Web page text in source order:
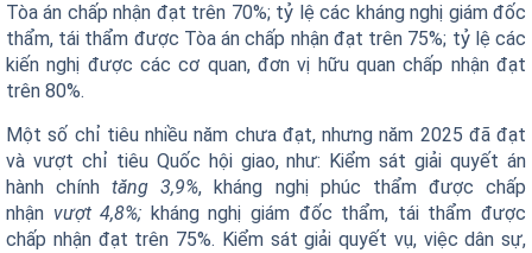
Tòa án chấp nhận đạt trên 70%; tỷ lệ các kháng nghị giám đốc
thẩm, tái thẩm được Tòa án chấp nhận đạt trên 75%; tỷ lệ các
kiến nghị được các cơ quan, đơn vị hữu quan chấp nhận đạt
trên 80%.
Một số chỉ tiêu nhiều năm chưa đạt, nhưng năm 2025 đã đạt
và vượt chỉ tiêu Quốc hội giao, như: Kiểm sát giải quyết án
hành chínhtăng 3,9%, kháng nghị phúc thẩm được chấp
nhận vượt 4,8%; kháng nghị giám đốc thẩm, tái thẩm được
chấp nhận đạt trên 75%. Kiểm sát giải quyết vụ, việc dân sự,